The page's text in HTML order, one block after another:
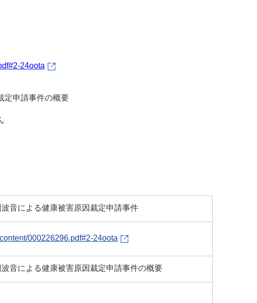
24oota
定申請事件の概要
音による健康被害原因裁定申請事件
000226296.pdf#2-24oota
音による健康被害原因裁定申請事件の概要